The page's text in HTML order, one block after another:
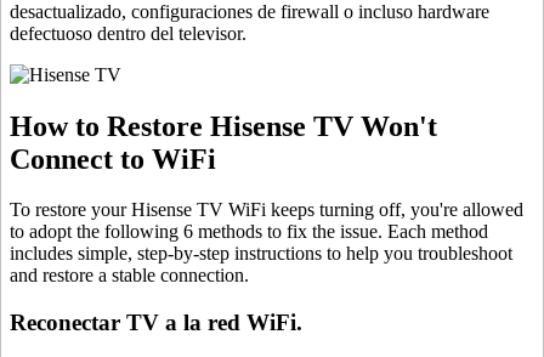
desactualizado, configuraciones de firewall o incluso hardware
defectuoso dentro del televisor.
How to Restore Hisense TV Won't
Connect to WiFi
To restore your Hisense TV WiFi keeps turning off, you're allowed
to adopt the following 6 methods to fix the issue. Each method
includes simple, step-by-step instructions to help you troubleshoot
and restore a stable connection.
Reconectar TV a la red WiFi.